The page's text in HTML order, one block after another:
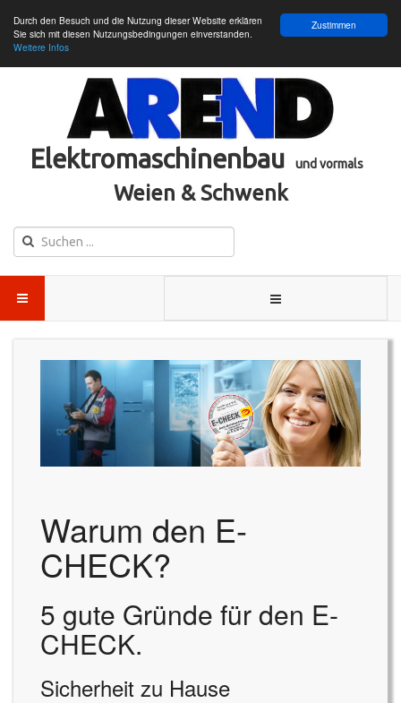
Zustimmen
Durch den Besuch und die Nutzung dieser Website erklären
Sie sich mit diesen Nutzungsbedingungen einverstanden.
Weitere Infos
Elektromaschinenbau und vormals
Weien & Schwenk
Warum den E-
CHECK?
5 gute Gründe für den E-
CHECK.
Sicherheit zu Hause